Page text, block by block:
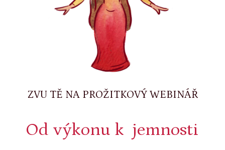
ZVU TĚ NA PROŽITKOVÝ WEBINÁŘ
Od výkonu k jemnosti